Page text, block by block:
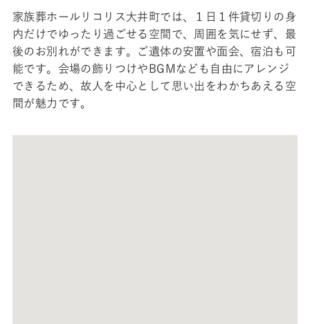
家族葬ホールリコリス大井町では、１日１件貸切りの身
内だけでゆったり過ごせる空間で、周囲を気にせず、最
後のお別れができます。ご遺体の安置や面会、宿泊も可
能です。会場の飾りつけやBGMなども自由にアレンジ
できるため、故人を中心として思い出をわかちあえる空
間が魅力です。